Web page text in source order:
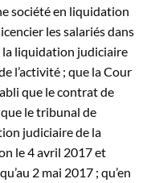
société en liquidation
les salariés dans
la liquidation judiciaire
l’activité ; que la Cour
que le contrat de
le tribunal de
judiciaire de la
le 4 avril 2017 et
2 mai 2017 ; qu’en